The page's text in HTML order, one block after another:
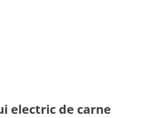
electric de carne